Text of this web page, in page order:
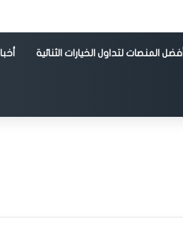
أفضل المنصات لتداول الخيارات الثنائية